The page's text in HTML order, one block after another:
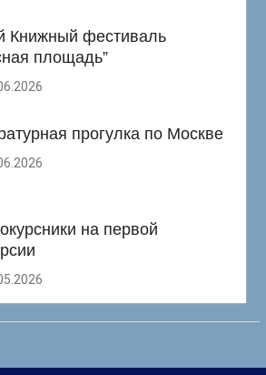
Книжный фестиваль
площадь”
прогулка по Москве
на первой